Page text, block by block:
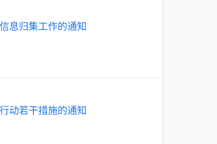
息归集工作的通知
动若干措施的通知